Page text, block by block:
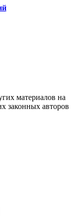
материалов на
законных авторов